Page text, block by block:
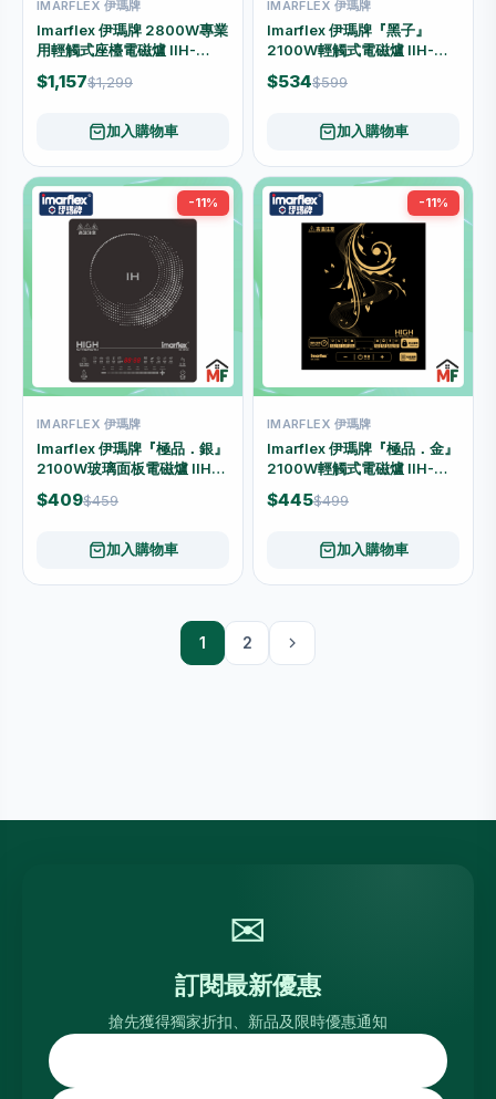
IMARFLEX 伊瑪牌
Imarflex 伊瑪牌 2800W專業
用輕觸式座檯電磁爐 IIH-
2830E
$1,157$1,299
加入購物車
IMARFLEX 伊瑪牌
Imarflex 伊瑪牌『黑子』
2100W輕觸式電磁爐 IIH-
2199
$534$599
加入購物車
-11%
IMARFLEX 伊瑪牌
Imarflex 伊瑪牌『極品．銀』
2100W玻璃面板電磁爐 IIH-
2123G
$409$459
加入購物車
-11%
IMARFLEX 伊瑪牌
Imarflex 伊瑪牌『極品．金』
2100W輕觸式電磁爐 IIH-
2100G
$445$499
加入購物車
1 2
✉
訂閱最新優惠
搶先獲得獨家折扣、新品及限時優惠通知